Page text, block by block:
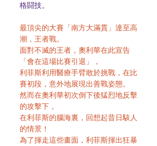
格闘技。
最頂尖的大賽「南方大滿貫」達至高
潮，王者戰。
面對不滅的王者，奧利華在此宣告
「會在這場比賽引退」，
利菲斯利用醫療手臂敢於挑戰，在比
賽初段，意外地展現出善戰姿態。
然而在奧利華初次倒下後猛烈地反擊
的攻擊下，
在利菲斯的腦海裏，回想起昔日駭人
的情景！
為了揮走這些畫面，利菲斯揮出狂暴